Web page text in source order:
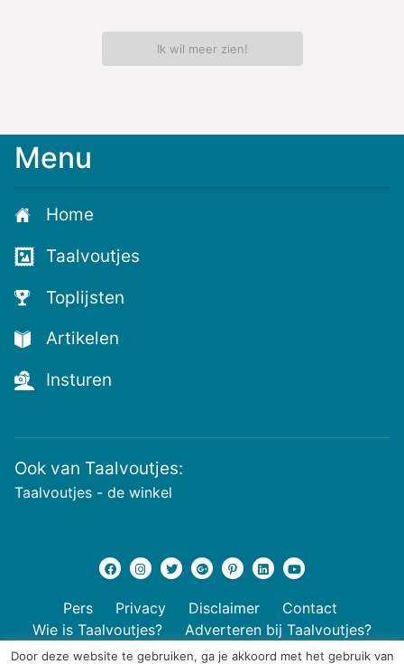
Ik wil meer zien!
Meld
voor
de
nieuwste
voutjes
en
de
voutste
nieuwtjes!
Menu
Home
Taalvoutjes
Toplijsten
Artikelen
Insturen
Ook van Taalvoutjes:
Taalvoutjes - de winkel
Pers Privacy Disclaimer
Contact
Wie is Taalvoutjes?
Adverteren bij Taalvoutjes?
Door deze website te gebruiken, ga je akkoord met het gebruik van